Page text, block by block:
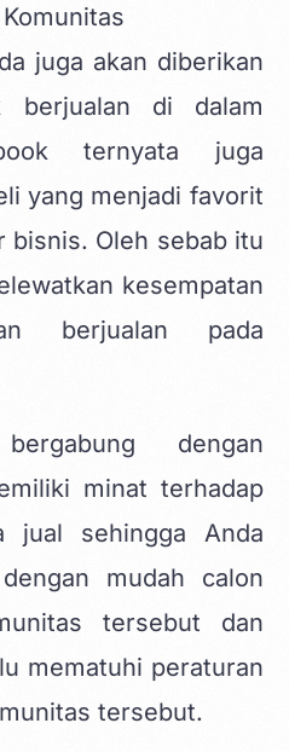
juga akan diberikan
berjualan di dalam
ternyata juga
yang menjadi favorit
bisnis. Oleh sebab itu
kesempatan
berjualan pada
dengan
minat terhadap
jual sehingga Anda
mudah calon
tersebut dan
mematuhi peraturan
tersebut.